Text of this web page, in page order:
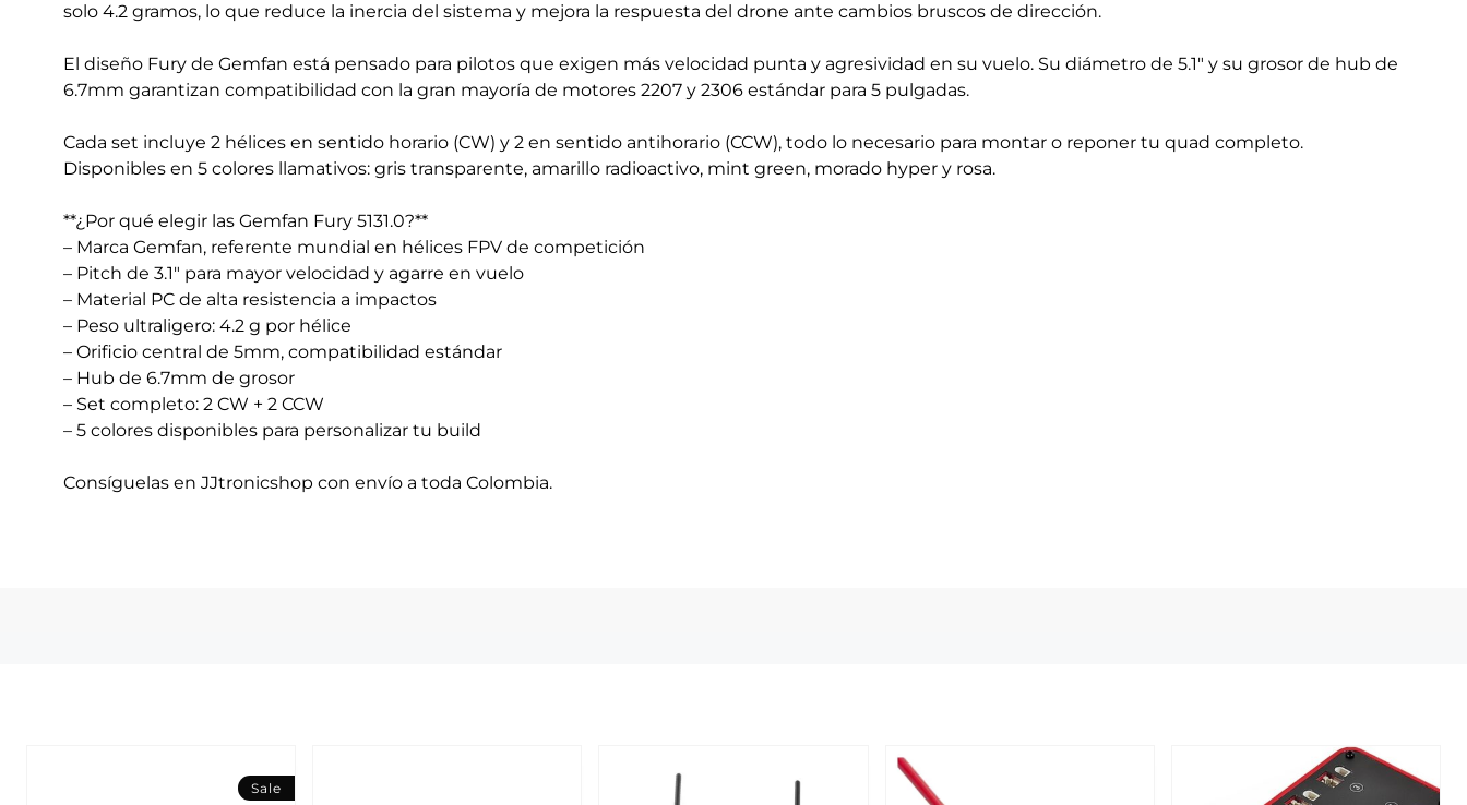
solo 4.2 gramos, lo que reduce la inercia del sistema y mejora la respuesta del drone ante cambios bruscos de dirección.
El diseño Fury de Gemfan está pensado para pilotos que exigen más velocidad punta y agresividad en su vuelo. Su diámetro de 5.1″ y su grosor de hub de
6.7mm garantizan compatibilidad con la gran mayoría de motores 2207 y 2306 estándar para 5 pulgadas.
Cada set incluye 2 hélices en sentido horario (CW) y 2 en sentido antihorario (CCW), todo lo necesario para montar o reponer tu quad completo.
Disponibles en 5 colores llamativos: gris transparente, amarillo radioactivo, mint green, morado hyper y rosa.
**¿Por qué elegir las Gemfan Fury 5131.0?**
– Marca Gemfan, referente mundial en hélices FPV de competición
– Pitch de 3.1″ para mayor velocidad y agarre en vuelo
– Material PC de alta resistencia a impactos
– Peso ultraligero: 4.2 g por hélice
– Orificio central de 5mm, compatibilidad estándar
– Hub de 6.7mm de grosor
– Set completo: 2 CW + 2 CCW
– 5 colores disponibles para personalizar tu build
Consíguelas en JJtronicshop con envío a toda Colombia.
Sale